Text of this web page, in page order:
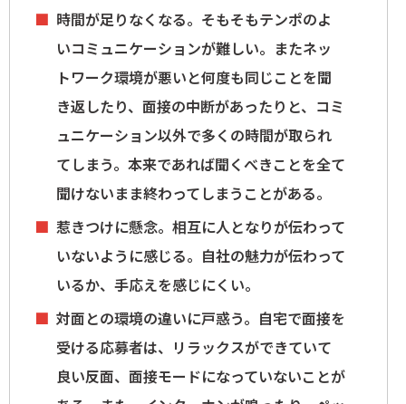
時間が足りなくなる。そもそもテンポのよ
いコミュニケーションが難しい。またネッ
トワーク環境が悪いと何度も同じことを聞
き返したり、面接の中断があったりと、コミ
ュニケーション以外で多くの時間が取られ
てしまう。本来であれば聞くべきことを全て
聞けないまま終わってしまうことがある。
惹きつけに懸念。相互に人となりが伝わって
いないように感じる。自社の魅力が伝わって
いるか、手応えを感じにくい。
対面との環境の違いに戸惑う。自宅で面接を
受ける応募者は、リラックスができていて
良い反面、面接モードになっていないことが